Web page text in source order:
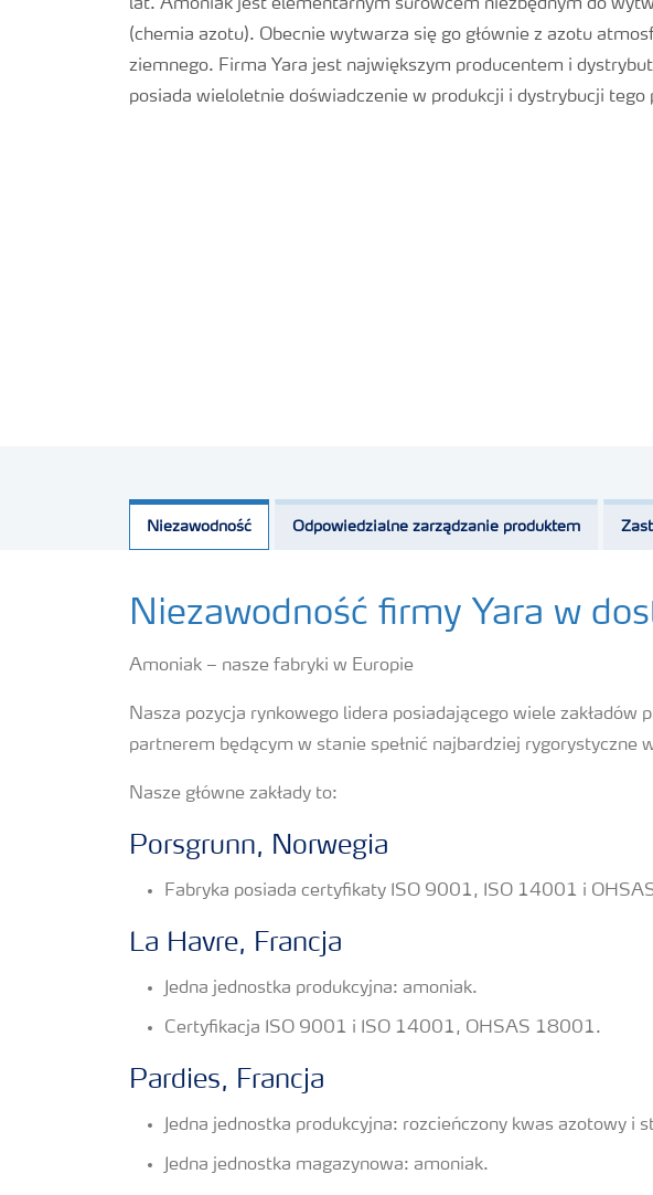
lat. Amoniak jest elementarnym surowcem niezbędnym do
(chemia azotu). Obecnie wytwarza się go głównie z azotu
ziemnego. Firma Yara jest największym producentem i
posiada wieloletnie doświadczenie w produkcji i dystrybucji tego
Niezawodność Odpowiedzialne zarządzanie produktem
Niezawodność firmy Yara w
Amoniak – nasze fabryki w Europie
Nasza pozycja rynkowego lidera posiadającego wiele
partnerem będącym w stanie spełnić najbardziej
Nasze główne zakłady to:
Porsgrunn, Norwegia
Fabryka posiada certyfikaty ISO 9001, ISO 14001 i
La Havre, Francja
Jedna jednostka produkcyjna: amoniak.
Certyfikacja ISO 9001 i ISO 14001, OHSAS 18001.
Pardies, Francja
Jedna jednostka produkcyjna: rozcieńczony kwas azotowy i
Jedna jednostka magazynowa: amoniak.